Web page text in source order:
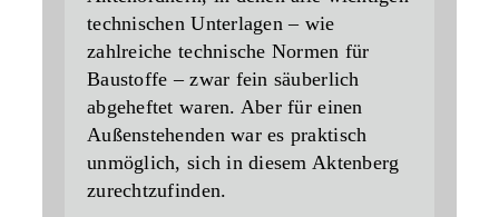
technischen Unterlagen – wie
zahlreiche technische Normen für
Baustoffe – zwar fein säuberlich
abgeheftet waren. Aber für einen
Außenstehenden war es praktisch
unmöglich, sich in diesem Aktenberg
zurechtzufinden.